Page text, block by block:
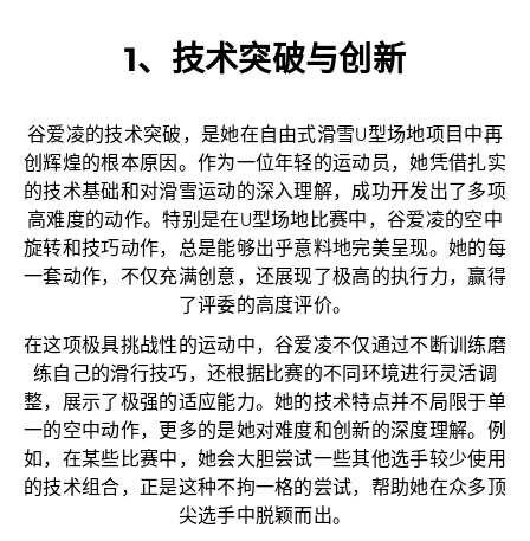
1、技术突破与创新
谷爱凌的技术突破，是她在自由式滑雪U型场地项目中再
创辉煌的根本原因。作为一位年轻的运动员，她凭借扎实
的技术基础和对滑雪运动的深入理解，成功开发出了多项
高难度的动作。特别是在U型场地比赛中，谷爱凌的空中
旋转和技巧动作，总是能够出乎意料地完美呈现。她的每
一套动作，不仅充满创意，还展现了极高的执行力，赢得
了评委的高度评价。
在这项极具挑战性的运动中，谷爱凌不仅通过不断训练磨
练自己的滑行技巧，还根据比赛的不同环境进行灵活调
整，展示了极强的适应能力。她的技术特点并不局限于单
一的空中动作，更多的是她对难度和创新的深度理解。例
如，在某些比赛中，她会大胆尝试一些其他选手较少使用
的技术组合，正是这种不拘一格的尝试，帮助她在众多顶
尖选手中脱颖而出。